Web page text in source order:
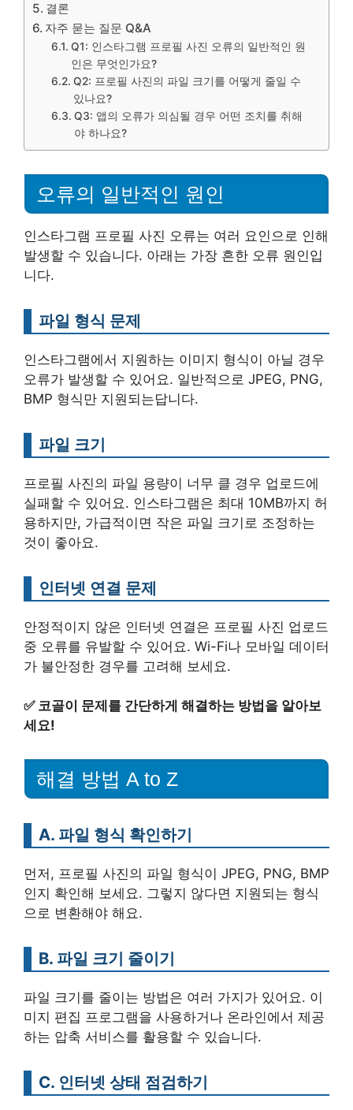
결론
자주 묻는 질문 Q&A
Q1: 인스타그램 프로필 사진 오류의 일반적인 원
인은 무엇인가요?
Q2: 프로필 사진의 파일 크기를 어떻게 줄일 수
있나요?
Q3: 앱의 오류가 의심될 경우 어떤 조치를 취해
야 하나요?
오류의 일반적인 원인
인스타그램 프로필 사진 오류는 여러 요인으로 인해
발생할 수 있습니다. 아래는 가장 흔한 오류 원인입
니다.
파일 형식 문제
인스타그램에서 지원하는 이미지 형식이 아닐 경우
오류가 발생할 수 있어요. 일반적으로 JPEG, PNG,
BMP 형식만 지원되는답니다.
파일 크기
프로필 사진의 파일 용량이 너무 클 경우 업로드에
실패할 수 있어요. 인스타그램은 최대 10MB까지 허
용하지만, 가급적이면 작은 파일 크기로 조정하는
것이 좋아요.
인터넷 연결 문제
안정적이지 않은 인터넷 연결은 프로필 사진 업로드
중 오류를 유발할 수 있어요. Wi-Fi나 모바일 데이터
가 불안정한 경우를 고려해 보세요.
✅ 코골이 문제를 간단하게 해결하는 방법을 알아보
세요!
해결 방법 A to Z
A. 파일 형식 확인하기
먼저, 프로필 사진의 파일 형식이 JPEG, PNG, BMP
인지 확인해 보세요. 그렇지 않다면 지원되는 형식
으로 변환해야 해요.
B. 파일 크기 줄이기
파일 크기를 줄이는 방법은 여러 가지가 있어요. 이
미지 편집 프로그램을 사용하거나 온라인에서 제공
하는 압축 서비스를 활용할 수 있습니다.
C. 인터넷 상태 점검하기